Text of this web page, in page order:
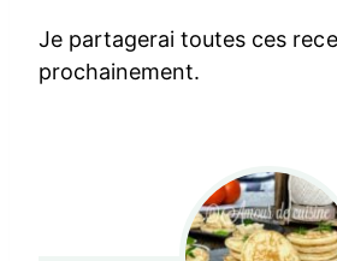
Je partagerai toutes ces
prochainement.